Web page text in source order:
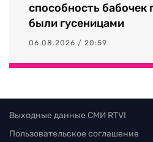
способность бабочек
были гусеницами
06.08.2026 / 20:59
Выходные данные СМИ RTVI
Пользовательское соглашение